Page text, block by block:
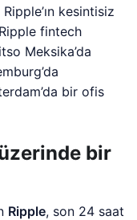
kesintisiz
fintech
Meksika’da
bir ofis
bir
Ripple, son 24 saat